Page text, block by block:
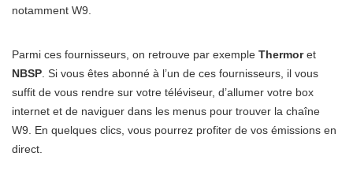
notamment W9.
Parmi ces fournisseurs, on retrouve par exemple Thermoret
NBSP . Si vous êtes abonné à l’un de ces fournisseurs, il vous
suffit de vous rendre sur votre téléviseur, d’allumer votre box
internet et de naviguer dans les menus pour trouver la chaîne
W9. En quelques clics, vous pourrez profiter de vos émissions en
direct.